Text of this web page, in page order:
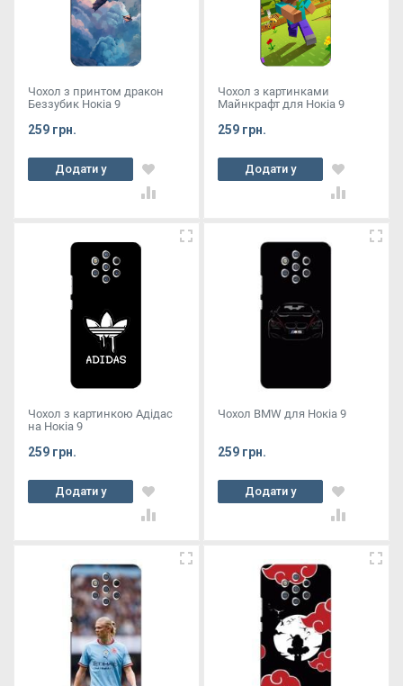
Чохол з принтом дракон
Беззубик Нокіа 9
259 грн.
Додати у
кошик
Чохол з картинками
Майнкрафт для Нокіа 9
259 грн.
Додати у
кошик
Чохол з картинкою Адідас
на Нокіа 9
259 грн.
Додати у
кошик
Чохол BMW для Нокіа 9
259 грн.
Додати у
кошик